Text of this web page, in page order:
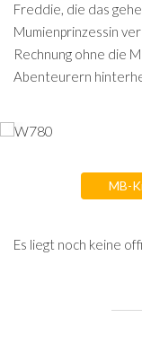
Freddie, die das
Mumienprinzessin
Rechnung ohne die
Abenteurern
MB-
Es liegt noch keine